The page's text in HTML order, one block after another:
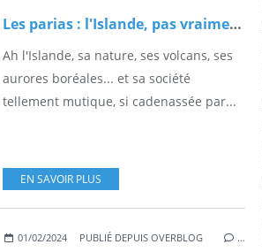
Les parias : l'Islande, pas vraiment le pays de la joie
Ah l'Islande, sa nature, ses volcans, ses
aurores boréales... et sa société
tellement mutique, si cadenassée par...
EN SAVOIR PLUS
01/02/2024 PUBLIÉ DEPUIS OVERBLOG …